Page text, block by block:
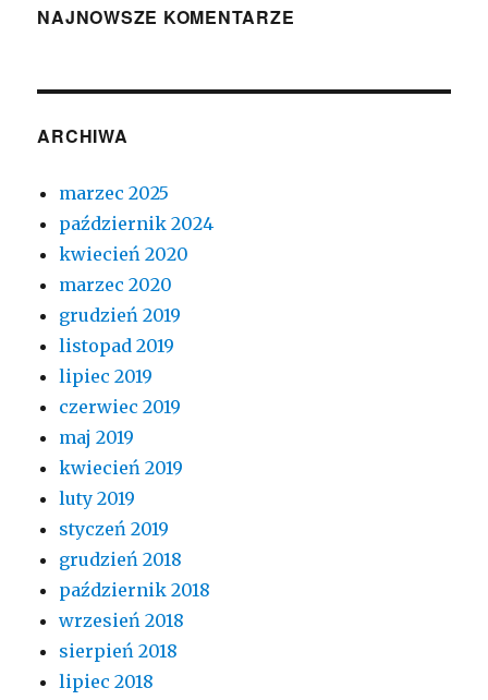
NAJNOWSZE KOMENTARZE
ARCHIWA
marzec 2025
październik 2024
kwiecień 2020
marzec 2020
grudzień 2019
listopad 2019
lipiec 2019
czerwiec 2019
maj 2019
kwiecień 2019
luty 2019
styczeń 2019
grudzień 2018
październik 2018
wrzesień 2018
sierpień 2018
lipiec 2018